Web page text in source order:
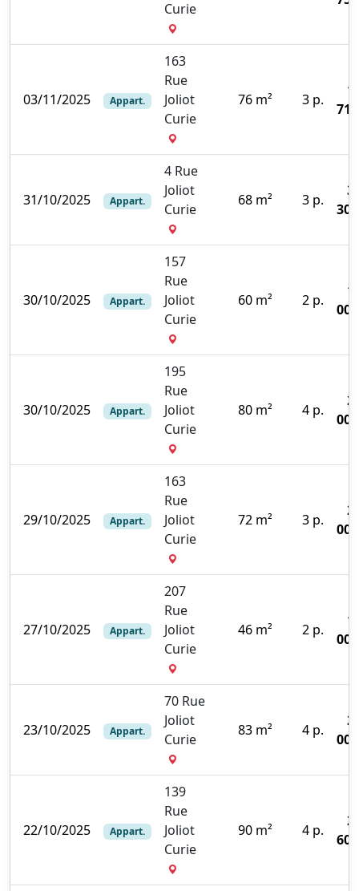
Curie
03/11/2025 Appart.
163
Rue
Joliot
Curie
76 m² 3 p.
31/10/2025 Appart.
4 Rue
Joliot
Curie
68 m² 3 p.
30/10/2025 Appart.
157
Rue
Joliot
Curie
60 m² 2 p.
30/10/2025 Appart.
195
Rue
Joliot
Curie
80 m² 4 p.
29/10/2025 Appart.
163
Rue
Joliot
Curie
72 m² 3 p.
27/10/2025 Appart.
207
Rue
Joliot
Curie
46 m² 2 p.
23/10/2025 Appart.
70 Rue
Joliot
Curie
83 m² 4 p.
22/10/2025 Appart.
139
Rue
Joliot
Curie
90 m² 4 p.